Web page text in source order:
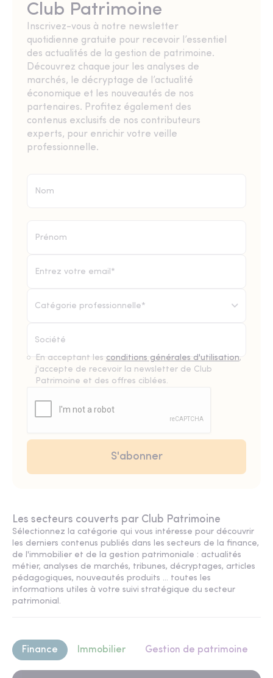
Club Patrimoine
Inscrivez-vous à notre newsletter
quotidienne gratuite pour recevoir l’essentiel
des actualités de la gestion de patrimoine.
Découvrez chaque jour les analyses de
marchés, le décryptage de l’actualité
économique et les nouveautés de nos
partenaires. Profitez également des
contenus exclusifs de nos contributeurs
experts, pour enrichir votre veille
professionnelle.
Catégorie professionnelle*
En acceptant les conditions générales d'utilisation,
j'accepte de recevoir la newsletter de Club
Patrimoine et des offres ciblées.
Les secteurs couverts par Club Patrimoine
Sélectionnez la catégorie qui vous intéresse pour découvrir
les derniers contenus publiés dans les secteurs de la finance,
de l'immobilier et de la gestion patrimoniale : actualités
métier, analyses de marchés, tribunes, décryptages, articles
pédagogiques, nouveautés produits ... toutes les
informations utiles à votre suivi stratégique du secteur
patrimonial.
Finance Immobilier Gestion de patrimoine